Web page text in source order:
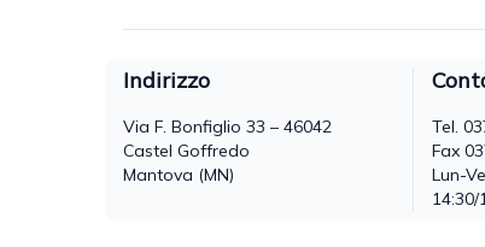
Indirizzo
Via F. Bonfiglio 33 – 46042
Castel Goffredo
Mantova (MN)
Tel.
Fax
Lun-
14:30/